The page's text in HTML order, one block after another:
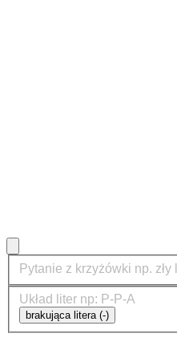
brakująca litera (-)